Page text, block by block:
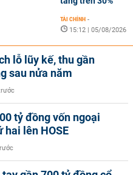
TÀI CHÍNH -
15:12 | 05/08/2026
lỗ lũy kế, thu gần
sau nửa năm
tỷ đồng vốn ngoại
lên HOSE